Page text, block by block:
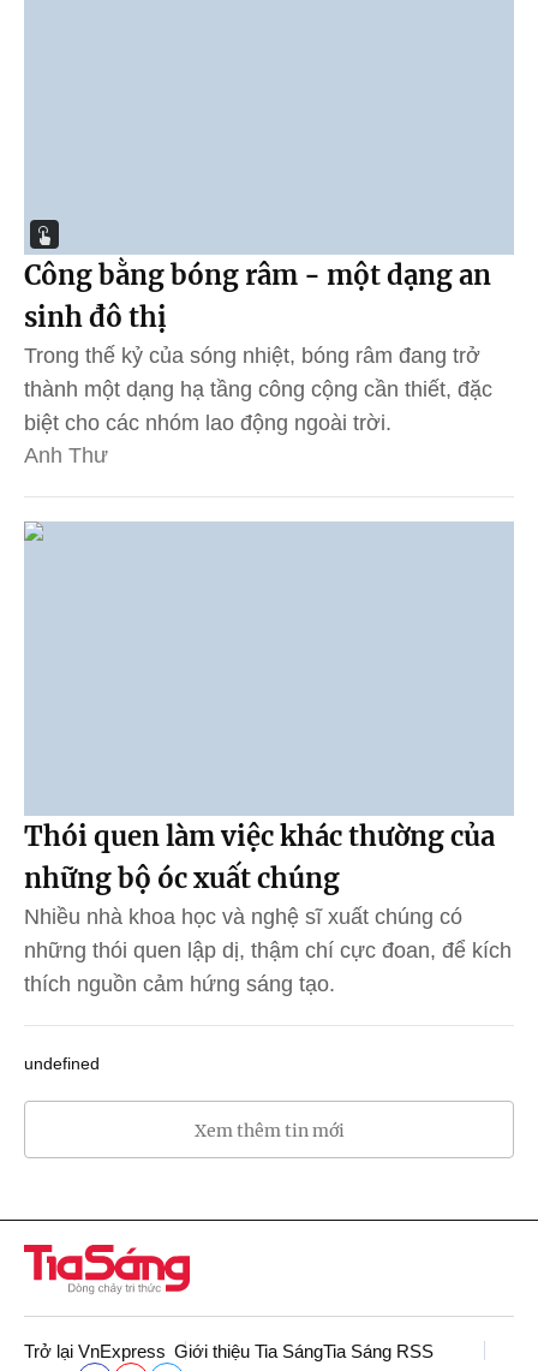
Công bằng bóng râm - một dạng an
sinh đô thị
Trong thế kỷ của sóng nhiệt, bóng râm đang trở
thành một dạng hạ tầng công cộng cần thiết, đặc
biệt cho các nhóm lao động ngoài trời.
Anh Thư
Thói quen làm việc khác thường của
những bộ óc xuất chúng
Nhiều nhà khoa học và nghệ sĩ xuất chúng có
những thói quen lập dị, thậm chí cực đoan, để kích
thích nguồn cảm hứng sáng tạo.
undefined
Xem thêm tin mới
Trở lại VnExpress Giới thiệu Tia SángTia Sáng RSS